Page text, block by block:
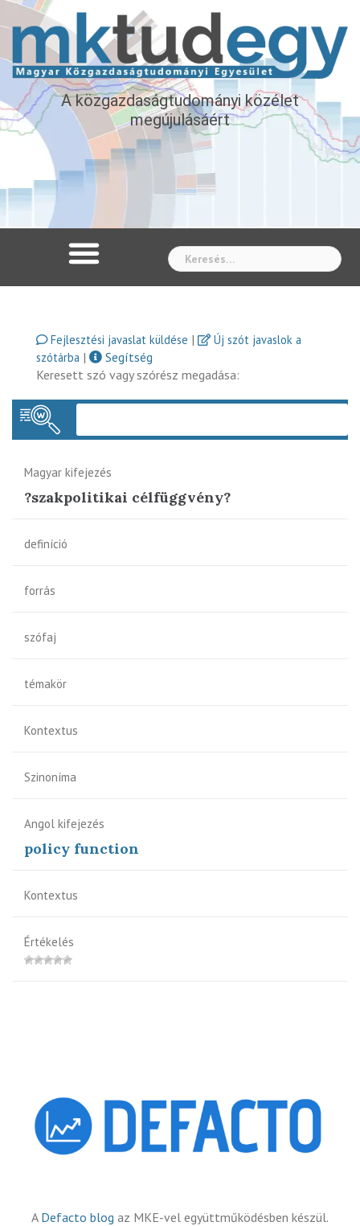
A közgazdaságtudományi közélet
megújulásáért
Fejlesztési javaslat küldése |
Új szót javaslok a
szótárba |
Segítség
Keresett szó vagy szórész megadása:
Magyar kifejezés
?szakpolitikai célfüggvény?
definíció
forrás
szófaj
témakör
Kontextus
Szinoníma
Angol kifejezés
policy function
Kontextus
Értékelés
A Defacto blog az MKE-vel együttműködésben készül.